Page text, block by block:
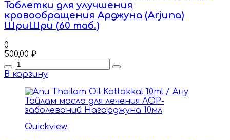
Таблетки для улучшения
кровообращения Арджуна (Arjuna)
ШриШри (60 таб.)
0
500,00 ₽
Quantity
В корзину
Quickview